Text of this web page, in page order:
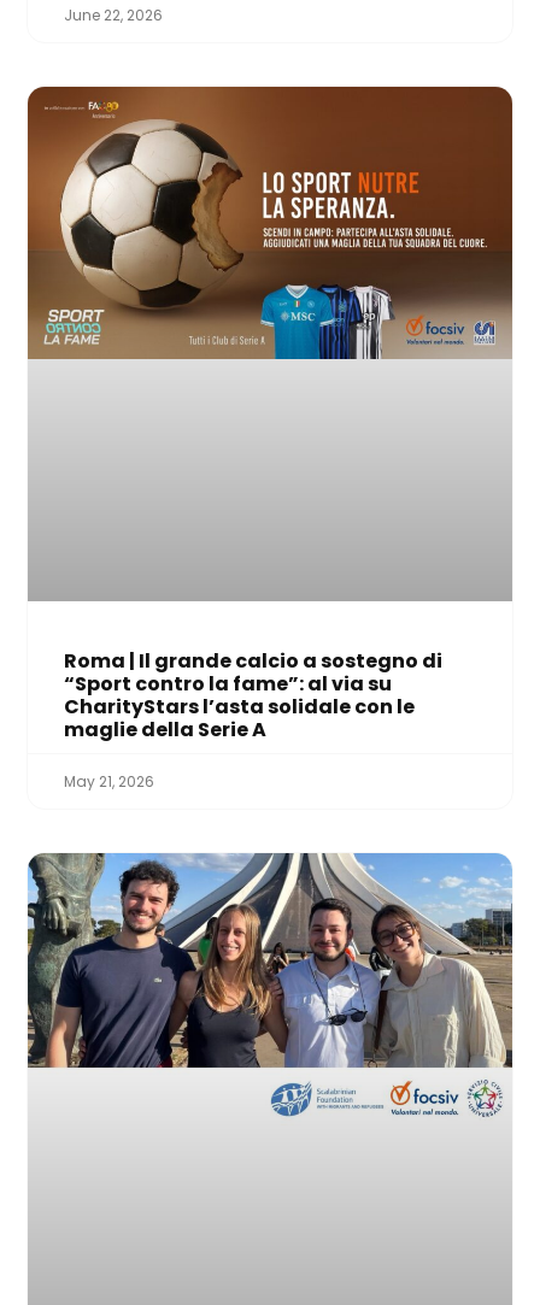
June 22, 2026
Roma | Il grande calcio a sostegno di
“Sport contro la fame”: al via su
CharityStars l’asta solidale con le
maglie della Serie A
May 21, 2026